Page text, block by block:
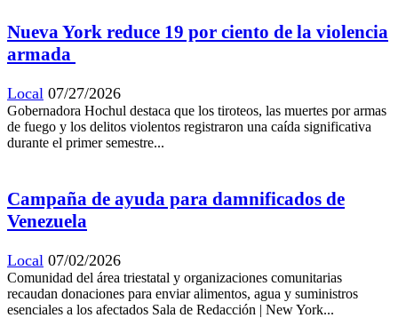
Nueva York reduce 19 por ciento de la violencia
armada
Local 07/27/2026
Gobernadora Hochul destaca que los tiroteos, las muertes por armas
de fuego y los delitos violentos registraron una caída significativa
durante el primer semestre...
Campaña de ayuda para damnificados de
Venezuela
Local 07/02/2026
Comunidad del área triestatal y organizaciones comunitarias
recaudan donaciones para enviar alimentos, agua y suministros
esenciales a los afectados Sala de Redacción | New York...